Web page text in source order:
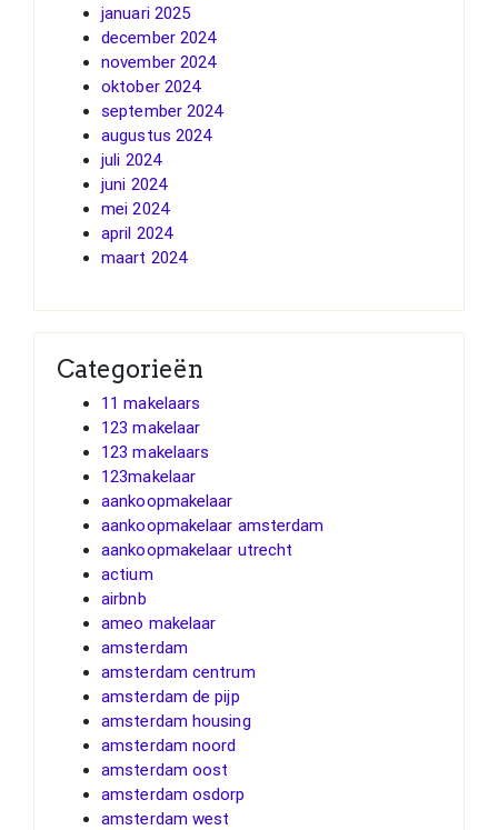
januari 2025
december 2024
november 2024
oktober 2024
september 2024
augustus 2024
juli 2024
juni 2024
mei 2024
april 2024
maart 2024
Categorieën
11 makelaars
123 makelaar
123 makelaars
123makelaar
aankoopmakelaar
aankoopmakelaar amsterdam
aankoopmakelaar utrecht
actium
airbnb
ameo makelaar
amsterdam
amsterdam centrum
amsterdam de pijp
amsterdam housing
amsterdam noord
amsterdam oost
amsterdam osdorp
amsterdam west